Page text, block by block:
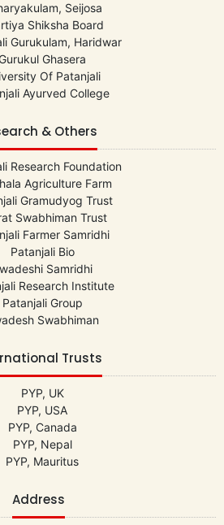
Seijosa
Shiksha Board
Gurukulam, Haridwar
Ghasera
Of Patanjali
Ayurved College
& Others
Research Foundation
Agriculture Farm
Gramudyog Trust
Swabhiman Trust
Farmer Samridhi
Patanjali Bio
Samridhi
Research Institute
Patanjali Group
Swabhiman
Trusts
PYP, UK
PYP, USA
PYP, Canada
PYP, Nepal
PYP, Mauritus
Address